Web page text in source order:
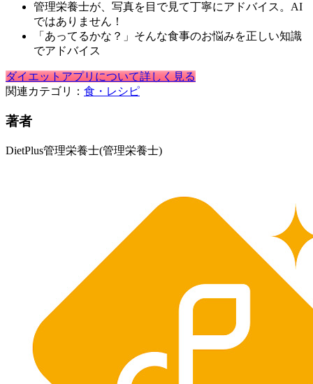
管理栄養士が、写真を目で見て丁寧にアドバイス。AI
ではありません！
「あってるかな？」そんな食事のお悩みを正しい知識
でアドバイス
ダイエットアプリについて詳しく見る
関連カテゴリ： 食・レシピ
著者
DietPlus管理栄養士(管理栄養士)